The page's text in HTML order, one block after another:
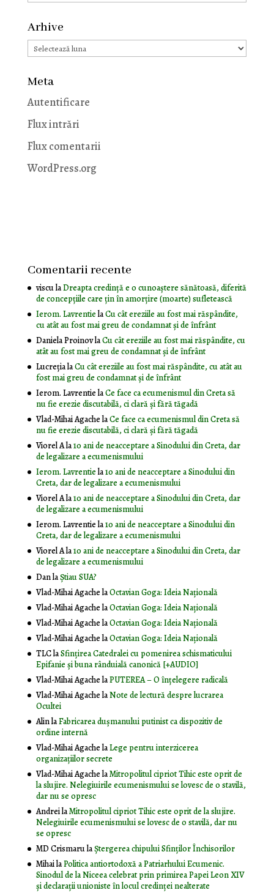
Arhive
Arhive
Meta
Autentificare
Flux intrări
Flux comentarii
WordPress.org
Comentarii recente
visculaDreapta credință e o cunoaștere sănătoasă, diferită
de concepțiile care țin în amorțire (moarte) sufletească
Ierom. LavrentielaCu cât ereziile au fost mai răspândite,
cu atât au fost mai greu de condamnat și de înfrânt
Daniela ProinovlaCu cât ereziile au fost mai răspândite, cu
atât au fost mai greu de condamnat și de înfrânt
LucrețialaCu cât ereziile au fost mai răspândite, cu atât au
fost mai greu de condamnat și de înfrânt
Ierom. LavrentielaCe face ca ecumenismul din Creta să
nu fie erezie discutabilă, ci clară și fără tăgadă
Vlad-Mihai AgachelaCe face ca ecumenismul din Creta să
nu fie erezie discutabilă, ci clară și fără tăgadă
Viorel Ala10 ani de neacceptare a Sinodului din Creta, dar
de legalizare a ecumenismului
Ierom. Lavrentiela10 ani de neacceptare a Sinodului din
Creta, dar de legalizare a ecumenismului
Viorel Ala10 ani de neacceptare a Sinodului din Creta, dar
de legalizare a ecumenismului
Ierom. Lavrentiela10 ani de neacceptare a Sinodului din
Creta, dar de legalizare a ecumenismului
Viorel Ala10 ani de neacceptare a Sinodului din Creta, dar
de legalizare a ecumenismului
DanlaȘtiau SUA?
Vlad-Mihai AgachelaOctavian Goga: Ideia Naţională
Vlad-Mihai AgachelaOctavian Goga: Ideia Naţională
Vlad-Mihai AgachelaOctavian Goga: Ideia Naţională
Vlad-Mihai AgachelaOctavian Goga: Ideia Naţională
TLClaSfințirea Catedralei cu pomenirea schismaticului
Epifanie și buna rânduială canonică [+AUDIO]
Vlad-Mihai AgachelaPUTEREA – O înţelegere radicală
Vlad-Mihai AgachelaNote de lectură despre lucrarea
Ocultei
AlinlaFabricarea dușmanului putinist ca dispozitiv de
ordine internă
Vlad-Mihai AgachelaLege pentru interzicerea
organizaţiilor secrete
Vlad-Mihai AgachelaMitropolitul cipriot Tihic este oprit de
la slujire. Nelegiuirile ecumenismului se lovesc de o stavilă,
dar nu se opresc
AndreilaMitropolitul cipriot Tihic este oprit de la slujire.
Nelegiuirile ecumenismului se lovesc de o stavilă, dar nu
se opresc
MD CrismarulaŞtergerea chipului Sfinţilor Închisorilor
MihailaPolitica antiortodoxă a Patriarhului Ecumenic.
Sinodul de la Niceea celebrat prin primirea Papei Leon XIV
și declarații unioniste în locul credinței nealterate